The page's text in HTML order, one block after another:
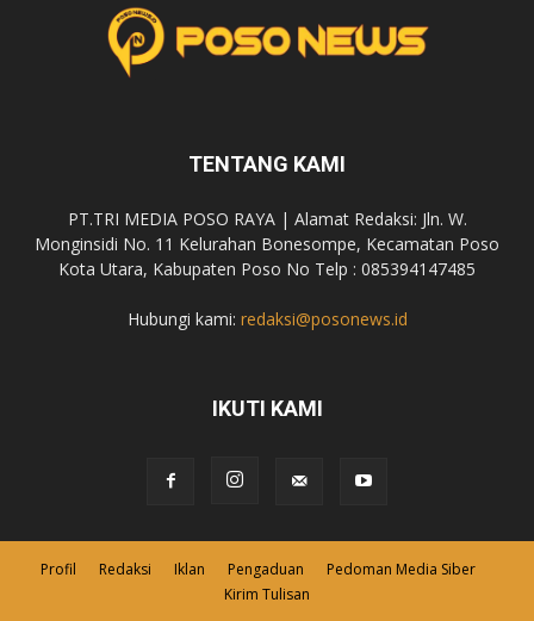
TENTANG KAMI
PT.TRI MEDIA POSO RAYA | Alamat Redaksi: Jln. W.
Monginsidi No. 11 Kelurahan Bonesompe, Kecamatan Poso
Kota Utara, Kabupaten Poso No Telp : 085394147485
Hubungi kami: redaksi@posonews.id
IKUTI KAMI
Profil Redaksi Iklan Pengaduan
Pedoman Media Siber
Kirim Tulisan